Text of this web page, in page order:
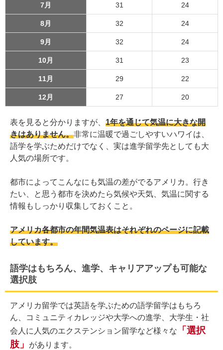
7月 31 24
8月 32 24
9月 32 24
10月 31 23
11月 29 22
12月 27 20
表を見ると分かりますが、 1年を通じて気温に大きな開
きはありません。非常に温暖で過ごしやすいハワイは、
語学を学ぶためだけでなく、実は進学留学先としても大
人気の場所です。
都市によってこんなにも気温の差がでるアメリカ。行き
たい、と思う都市を決めたら気候や天気、気温に関する
情報もしっかり収集しておくこと。
アメリカ各都市の年間気温表はそれぞれのページに記載
しています。
語学はもちろん、進学、キャリアアップも可能な
選択肢
アメリカ留学では英語を学ぶための語学留学はもちろ
ん、コミュニティカレッジや大学への進学、大学生・社
会人に人気のエクステンション留学など様々な
「選択
肢」
があります。